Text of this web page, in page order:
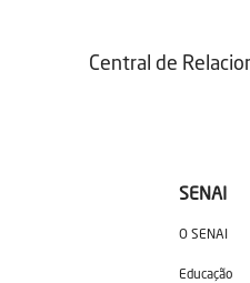
Central de
SENAI
O SENAI
Educação